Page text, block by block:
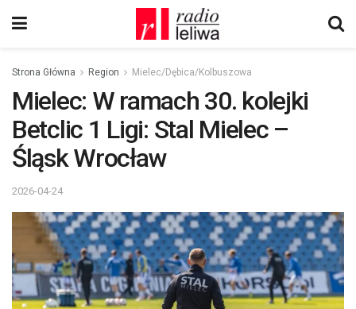
Strona Główna Region Mielec/Dębica/Kolbuszowa
Mielec: W ramach 30. kolejki
Betclic 1 Ligi: Stal Mielec –
Śląsk Wrocław
2026-04-24